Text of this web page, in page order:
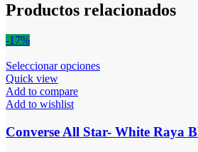
Productos relacionados
-17%
Seleccionar opciones
Quick view
Add to compare
Add to wishlist
Converse All Star- White Raya